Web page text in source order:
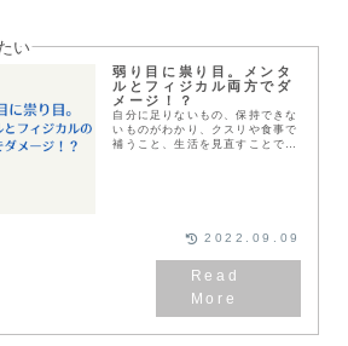
弱り目に祟り目。メンタ
ルとフィジカル両方でダ
メージ！？
自分に足りないもの、保持できな
いものがわかり、クスリや食事で
補うこと、生活を見直すことで体
2022.09.09